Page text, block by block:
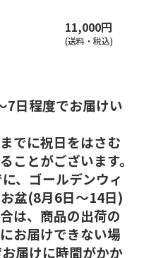
11,000円
(送料・税込)
日程度でお届けい
でに祝日をはさむ
ことがございます。
、ゴールデンウィ
盆(8月6日～14日)
は、商品の出荷の
お届けできない場
届けに時間がかか